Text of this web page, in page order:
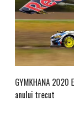
GYMKHANA
anului trecut